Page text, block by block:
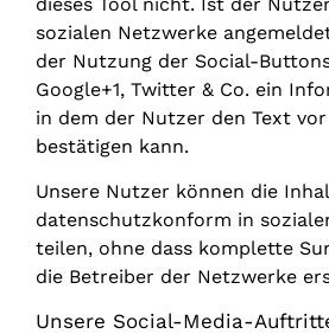
sozialen Netzwerke
der Nutzung der Social-
Google+1, Twitter & Co. ein
in dem der Nutzer den Text
bestätigen kann.
Unsere Nutzer können die
datenschutzkonform in
teilen, ohne dass komplette
die Betreiber der Netzwerke
Unsere Social-Media-